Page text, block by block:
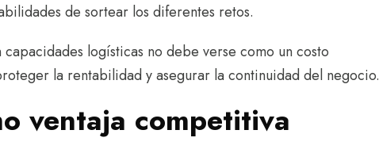
de sortear los diferentes retos.
logísticas no debe verse como un costo
la rentabilidad y asegurar la continuidad del negocio.
ventaja competitiva